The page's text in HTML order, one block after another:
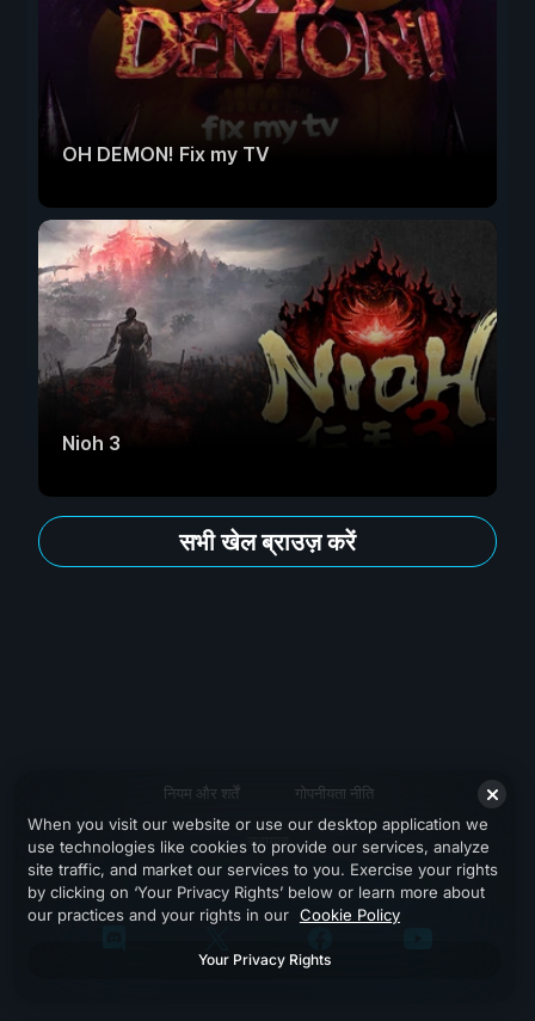
OH DEMON! Fix my TV
Nioh 3
सभी खेल ब्राउज़ करें
नियम और शर्तें गोपनीयता नीति
सहायता
When you visit our website or use our desktop application we
use technologies like cookies to provide our services, analyze
site traffic, and market our services to you. Exercise your rights
by clicking on ‘Your Privacy Rights’ below or learn more about
our practices and your rights in our Cookie Policy
Your Privacy Rights